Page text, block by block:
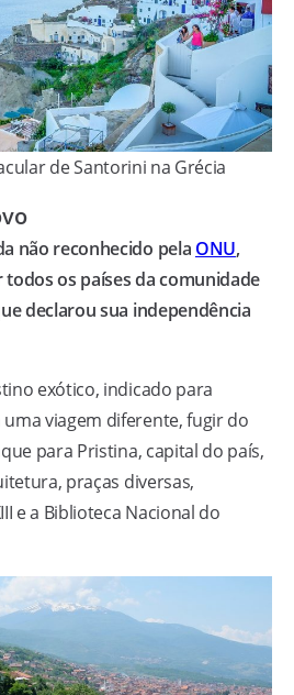
de Santorini na Grécia
não reconhecido pela ONU,
os países da comunidade
declarou sua independência
exótico, indicado para
viagem diferente, fugir do
para Pristina, capital do país,
praças diversas,
e a Biblioteca Nacional do